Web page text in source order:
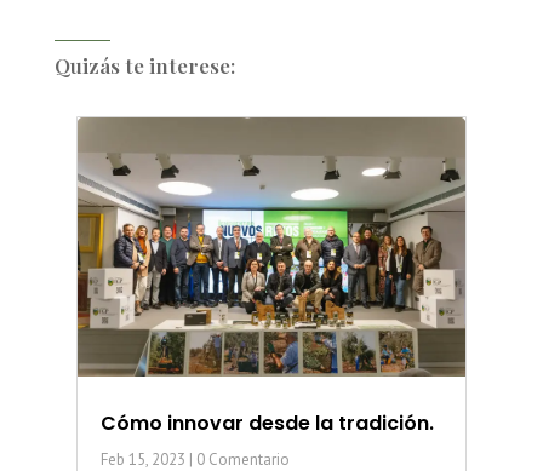
Quizás te interese:
Cómo innovar desde la tradición.
Feb 15, 2023 | 0 Comentario